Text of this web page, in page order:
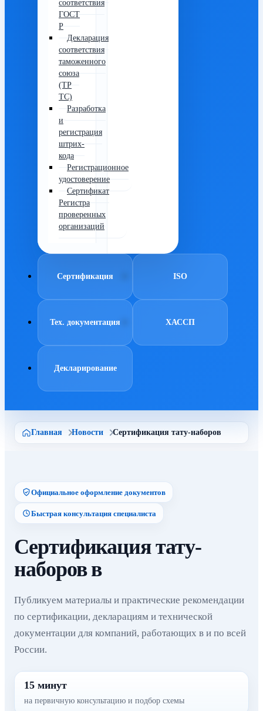
соответствия
ГОСТ
Р
Декларация
соответствия
таможенного
союза
(ТР
ТС)
Разработка
и
регистрация
штрих-
кода
Регистрационное
удостоверение
Сертификат
Регистра
проверенных
организаций
Сертификация ISO
Тех. документация ХАССП
Декларирование
Главная Новости Сертификация тату-наборов
Официальное оформление документов
Быстрая консультация специалиста
Сертификация тату-
наборов в
Публикуем материалы и практические рекомендации
по сертификации, декларациям и технической
документации для компаний, работающих в и по всей
России.
15 минут
на первичную консультацию и подбор схемы